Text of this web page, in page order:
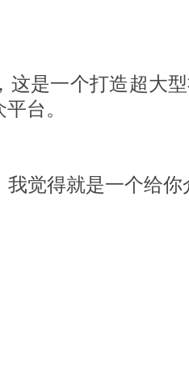
是一个打造超大型
台。
得就是一个给你